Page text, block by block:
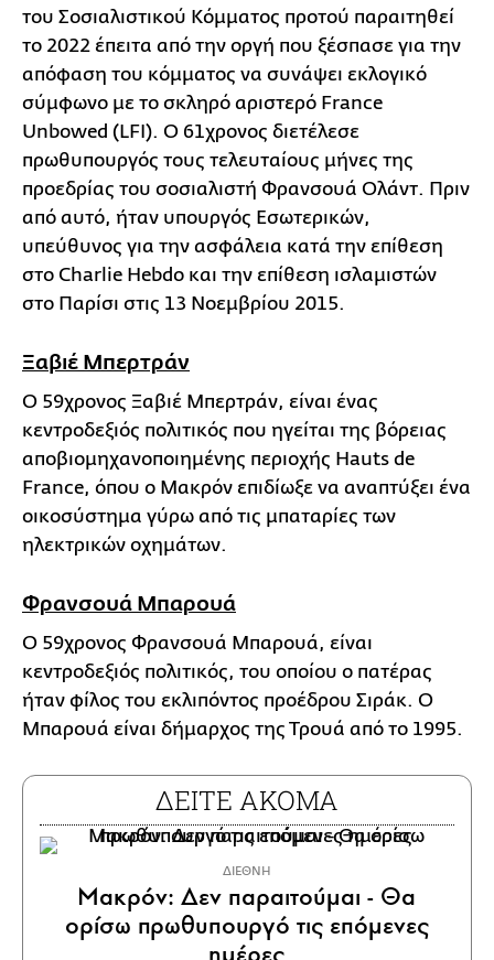
του Σοσιαλιστικού Κόμματος προτού παραιτηθεί
το 2022 έπειτα από την οργή που ξέσπασε για την
απόφαση του κόμματος να συνάψει εκλογικό
σύμφωνο με το σκληρό αριστερό France
Unbowed (LFI). Ο 61χρονος διετέλεσε
πρωθυπουργός τους τελευταίους μήνες της
προεδρίας του σοσιαλιστή Φρανσουά Ολάντ. Πριν
από αυτό, ήταν υπουργός Εσωτερικών,
υπεύθυνος για την ασφάλεια κατά την επίθεση
στο Charlie Hebdo και την επίθεση ισλαμιστών
στο Παρίσι στις 13 Νοεμβρίου 2015.
Ξαβιέ Μπερτράν
Ο 59χρονος Ξαβιέ Μπερτράν, είναι ένας
κεντροδεξιός πολιτικός που ηγείται της βόρειας
αποβιομηχανοποιημένης περιοχής Hauts de
France, όπου ο Μακρόν επιδίωξε να αναπτύξει ένα
οικοσύστημα γύρω από τις μπαταρίες των
ηλεκτρικών οχημάτων.
Φρανσουά Μπαρουά
Ο 59χρονος Φρανσουά Μπαρουά, είναι
κεντροδεξιός πολιτικός, του οποίου ο πατέρας
ήταν φίλος του εκλιπόντος προέδρου Σιράκ. Ο
Μπαρουά είναι δήμαρχος της Τρουά από το 1995.
ΔΕΙΤΕ ΑΚΟΜΑ
ΔΙΕΘΝΗ
Μακρόν: Δεν παραιτούμαι - Θα
ορίσω πρωθυπουργό τις επόμενες
ημέρες